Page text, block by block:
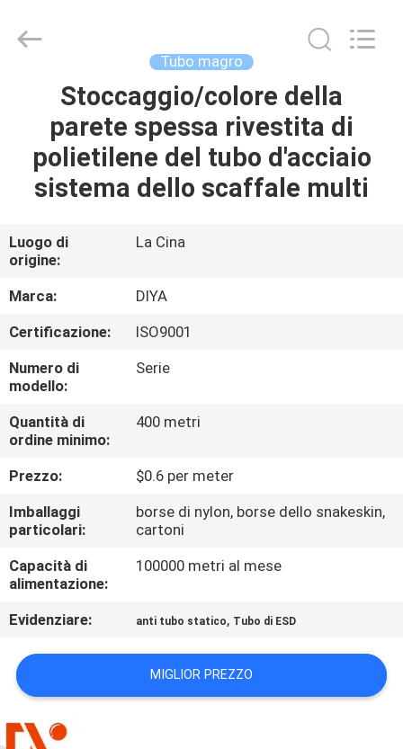
CASA
PRODOTTI
NOI
GIRO
DELLA
FABBRICA
CONTROLLO
DI
QUALITÀ
CONTATTICI
NOTIZIE
CASI
RICHIEDA
UNA
Equipment
Tubo magro
Stoccaggio/colore della
parete spessa rivestita di
polietilene del tubo d'acciaio
sistema dello scaffale multi
Luogo di
origine:
La Cina
Marca:
DIYA
Certificazione:
ISO9001
Numero di
modello:
Serie
Quantità di
ordine minimo:
400 metri
Prezzo:
$0.6 per meter
Imballaggi
particolari:
borse di nylon, borse dello snakeskin,
cartoni
Capacità di
alimentazione:
100000 metri al mese
Evidenziare: anti tubo statico, Tubo di ESD
MIGLIOR PREZZO